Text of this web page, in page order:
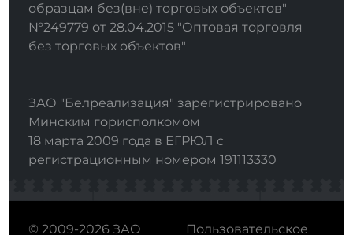
образцам без(вне) торговых объектов"
№249779 от 28.04.2015 "Оптовая торговля
без торговых объектов"
ЗАО "Белреализация" зарегистрировано
Минским горисполкомом
18 марта 2009 года в ЕГРЮЛ с
регистрационным номером 191113330
© 2009-2026 ЗАО Пользовательское